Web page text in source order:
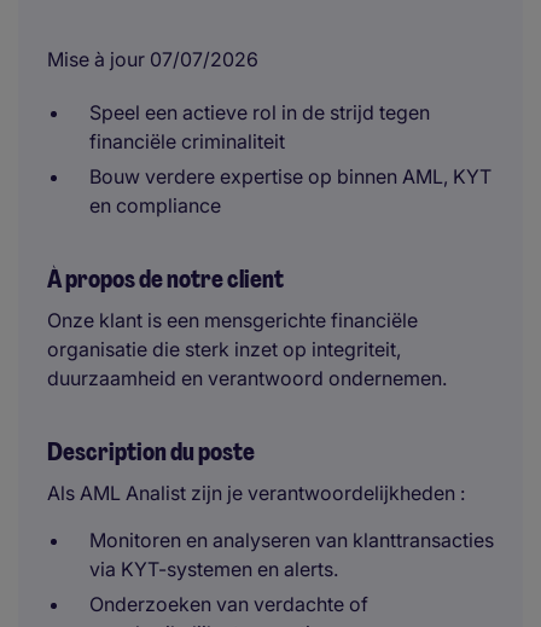
Mise à jour 07/07/2026
Speel een actieve rol in de strijd tegen
financiële criminaliteit
Bouw verdere expertise op binnen AML, KYT
en compliance
À propos de notre client
Onze klant is een mensgerichte financiële
organisatie die sterk inzet op integriteit,
duurzaamheid en verantwoord ondernemen.
Description du poste
Als AML Analist zijn je verantwoordelijkheden :
Monitoren en analyseren van klanttransacties
via KYT-systemen en alerts.
Onderzoeken van verdachte of